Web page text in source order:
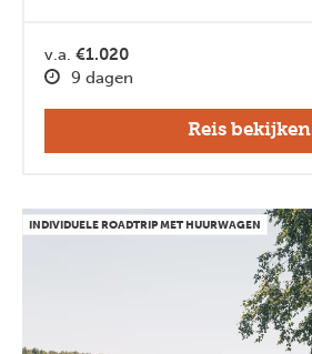
v.a. €1.020
9 dagen
Reis bekijken
INDIVIDUELE ROADTRIP MET HUURWAGEN